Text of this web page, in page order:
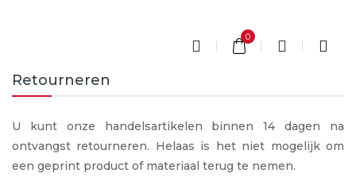
0
Retourneren
U kunt onze handelsartikelen binnen 14 dagen na
ontvangst retourneren. Helaas is het niet mogelijk om
een geprint product of materiaal terug te nemen.